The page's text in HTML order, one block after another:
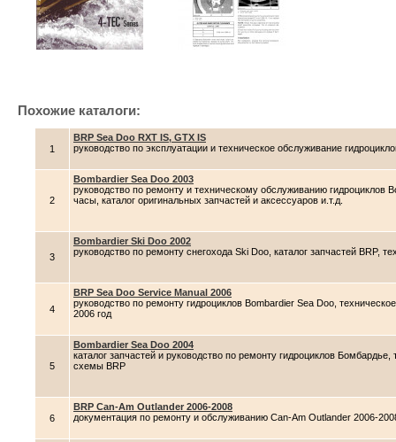
Похожие каталоги:
1
BRP Sea Doo RXT IS, GTX IS
руководство по эксплуатации и техническое обслуживание
2
Bombardier Sea Doo 2003
руководство по ремонту и техническому обслуживанию
часы, каталог оригинальных запчастей и аксессуаров и.т.д.
3
Bombardier Ski Doo 2002
руководство по ремонту снегохода Ski Doo, каталог запчастей BRP,
4
BRP Sea Doo Service Manual 2006
руководство по ремонту гидроциклов Bombardier Sea Doo,
2006 год
5
Bombardier Sea Doo 2004
каталог запчастей и руководство по ремонту гидроциклов
схемы BRP
6
BRP Can-Am Outlander 2006-2008
документация по ремонту и обслуживанию Can-Am Outlander 2006-